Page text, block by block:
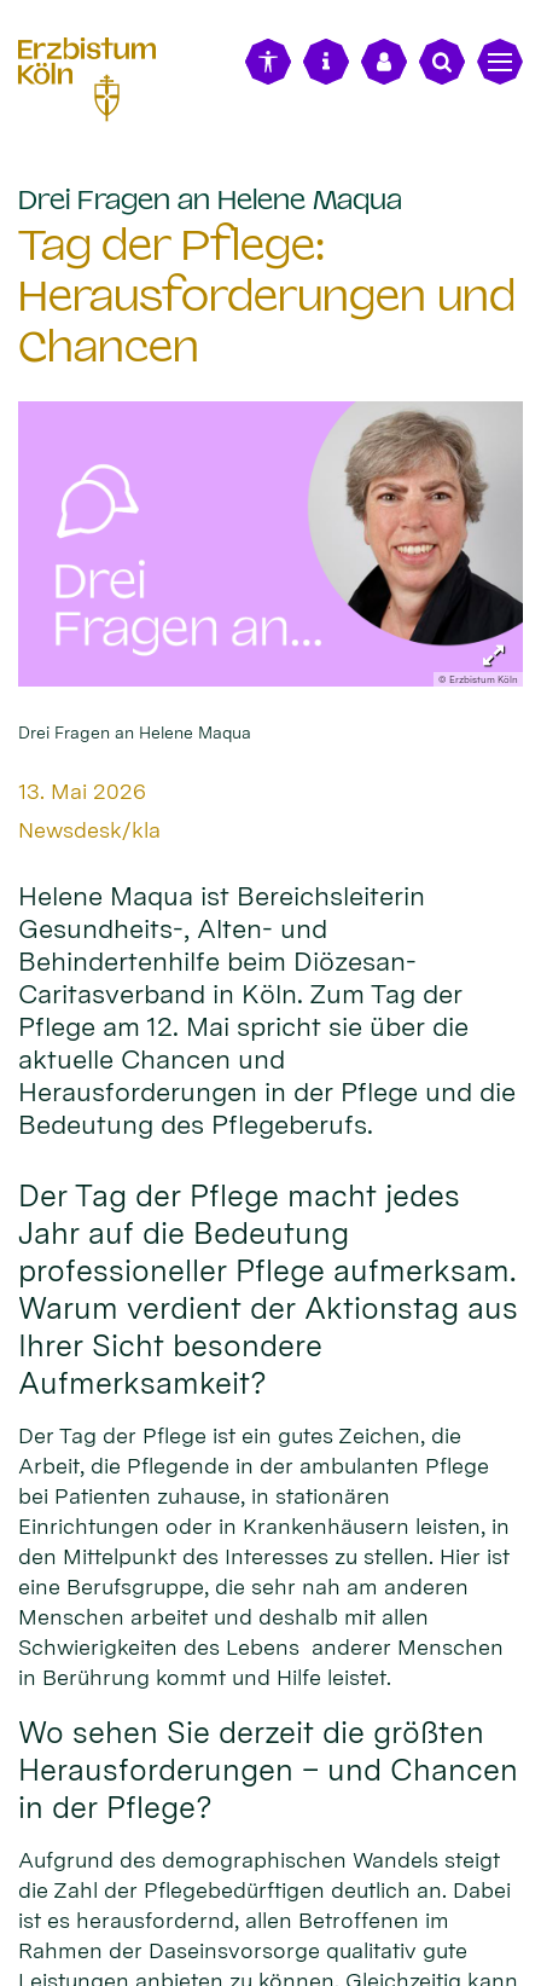
Drei Fragen an Helene Maqua
Tag der Pflege:
Herausforderungen und
Chancen
© Erzbistum Köln
Drei Fragen an Helene Maqua
Datum:
13. Mai 2026
Von:
Newsdesk/kla
Helene Maqua ist Bereichsleiterin
Gesundheits-, Alten- und
Behindertenhilfe beim Diözesan-
Caritasverband in Köln. Zum Tag der
Pflege am 12. Mai spricht sie über die
aktuelle Chancen und
Herausforderungen in der Pflege und die
Bedeutung des Pflegeberufs.
Der Tag der Pflege macht jedes
Jahr auf die Bedeutung
professioneller Pflege aufmerksam.
Warum verdient der Aktionstag aus
Ihrer Sicht besondere
Aufmerksamkeit?
Der Tag der Pflege ist ein gutes Zeichen, die
Arbeit, die Pflegende in der ambulanten Pflege
bei Patienten zuhause, in stationären
Einrichtungen oder in Krankenhäusern leisten, in
den Mittelpunkt des Interesses zu stellen. Hier ist
eine Berufsgruppe, die sehr nah am anderen
Menschen arbeitet und deshalb mit allen
Schwierigkeiten des Lebens anderer Menschen
in Berührung kommt und Hilfe leistet.
Wo sehen Sie derzeit die größten
Herausforderungen – und Chancen
in der Pflege?
Aufgrund des demographischen Wandels steigt
die Zahl der Pflegebedürftigen deutlich an. Dabei
ist es herausfordernd, allen Betroffenen im
Rahmen der Daseinsvorsorge qualitativ gute
Leistungen anbieten zu können. Gleichzeitig kann